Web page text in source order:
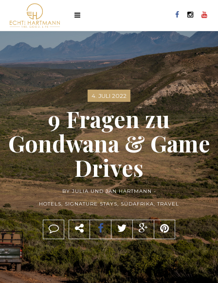
4. JULI 2022
9 Fragen zu
Gondwana & Game
Drives
BY JULIA UND JAN HARTMANN -
HOTELS,SIGNATURE STAYS,SÜDAFRIKA,TRAVEL